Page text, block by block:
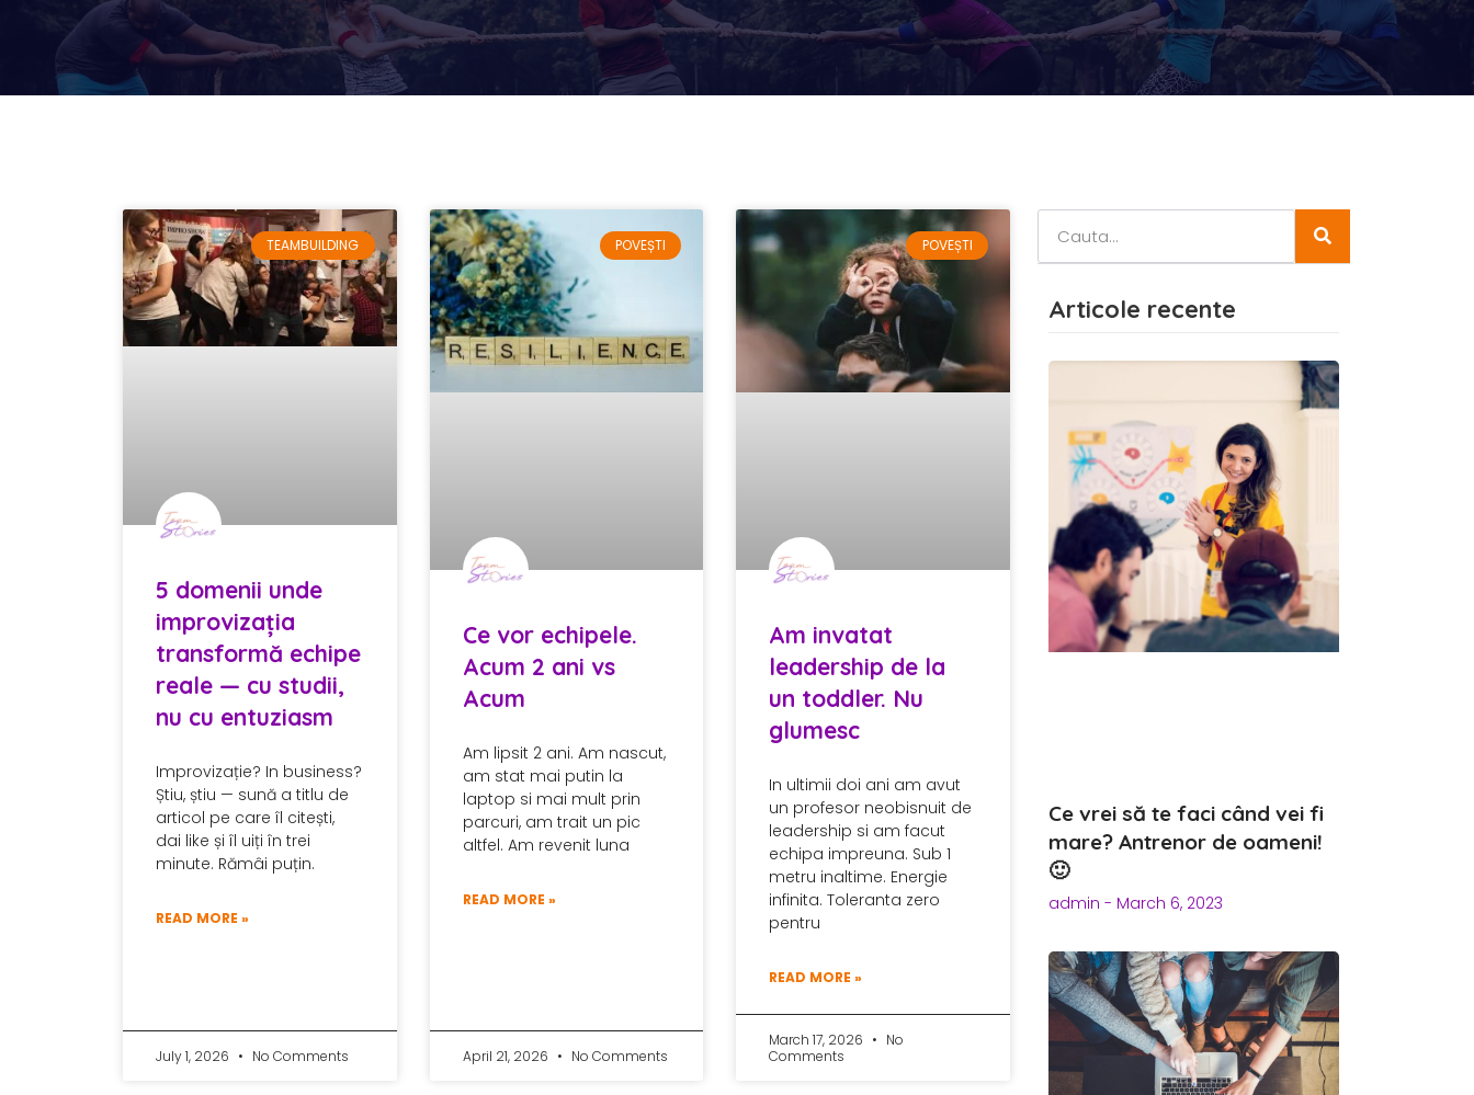
TEAMBUILDING
5 domenii unde
improvizația
transformă echipe
reale — cu studii,
nu cu entuziasm
Improvizație? In business?
Știu, știu — sună a titlu de
articol pe care îl citești,
dai like și îl uiți în trei
minute. Rămâi puțin.
READ MORE »
July 1, 2026 No Comments
POVEȘTI
Ce vor echipele.
Acum 2 ani vs
Acum
Am lipsit 2 ani. Am nascut,
am stat mai putin la
laptop si mai mult prin
parcuri, am trait un pic
altfel. Am revenit luna
READ MORE »
April 21, 2026 No Comments
POVEȘTI
Am invatat
leadership de la
un toddler. Nu
glumesc
In ultimii doi ani am avut
un profesor neobisnuit de
leadership si am facut
echipa impreuna. Sub 1
metru inaltime. Energie
infinita. Toleranta zero
pentru
READ MORE »
March 17, 2026
No
Comments
Articole recente
Ce vrei să te faci când vei fi
mare? Antrenor de oameni!
🙂
admin March 6, 2023